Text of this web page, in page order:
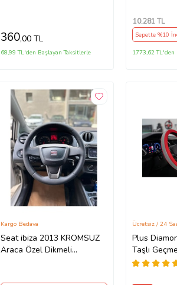
360,00 TL
68,99 TL'den Başlayan Taksitlerle
10.281TL
Sepette %10
1773,62 TL'den
Seat ibiza 2013 KROMSUZ
Araca Özel Dikmeli
Kargo Bedava
Plus
Taşlı
Kılıfı
Ücretsiz / 24